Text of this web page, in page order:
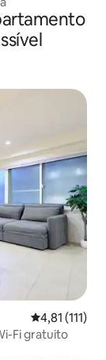
4,81 de uma
4,81 (111)
Fi gratuito